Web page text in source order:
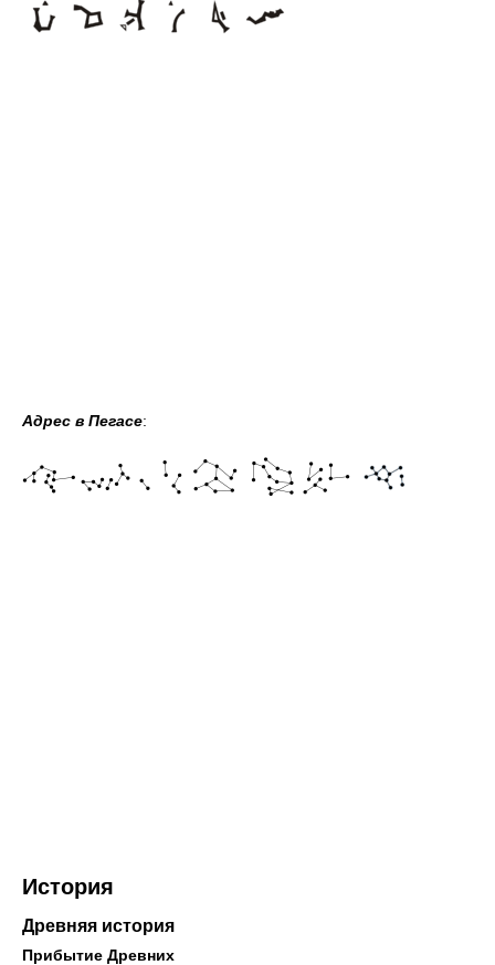
Адрес в Пегасе:
История
Древняя история
Прибытие Древних